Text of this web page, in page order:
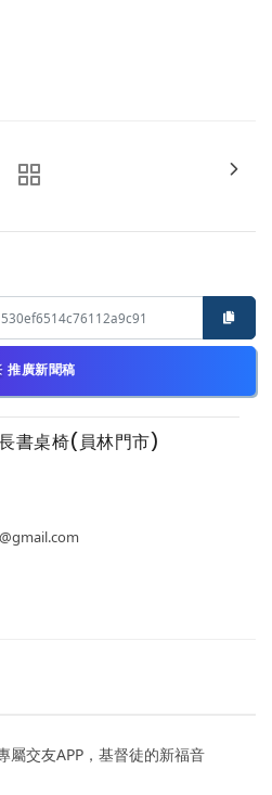
推廣新聞稿
書桌椅(員林門市)
屬交友APP，基督徒的新福音